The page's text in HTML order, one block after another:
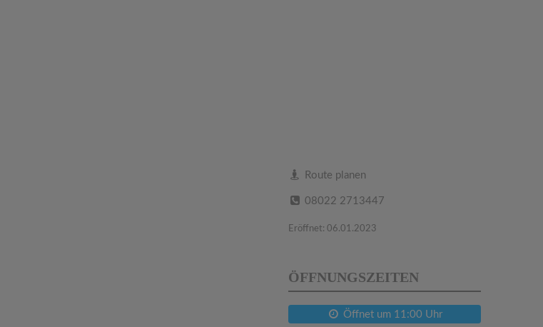
Route planen
08022 2713447
Eröffnet: 06.01.2023
ÖFFNUNGSZEITEN
Öffnet um 11:00 Uhr